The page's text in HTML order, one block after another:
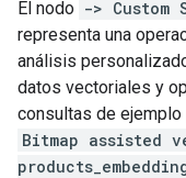
El nodo -> Custom
representa una
análisis
datos vectoriales y
consultas de
Bitmap assisted